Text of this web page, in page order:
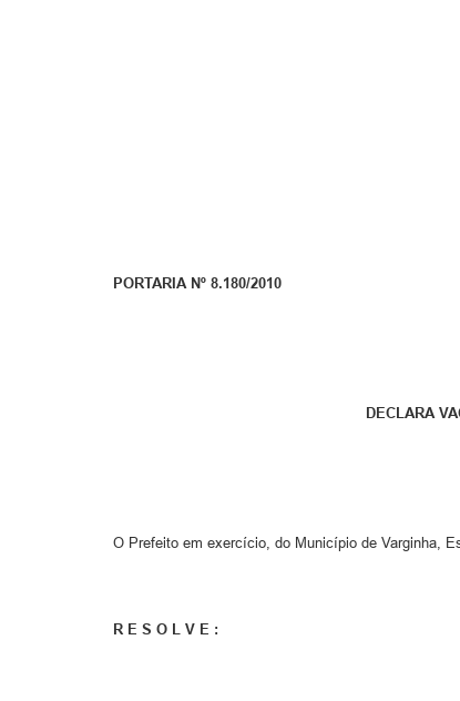
PORTARIA Nº 8.180/2010
DECLARA
O Prefeito em exercício, do Município de Varginha,
R E S O L V E :